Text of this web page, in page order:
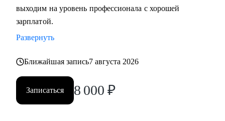
• Основные направления:
- IT (разработка, тестирование, администрирование,
информационная безопасность),
Компьютерное зрение,
- Digital (маркетологи, дизайнеры, исследователи,
редакторы, smm)
- Education Tech (Педагогические дизайнеры, методологи)
выходим на уровень профессионала с хорошей
зарплатой.
Развернуть
Ближайшая запись7 августа 2026
Записаться 8 000 ₽